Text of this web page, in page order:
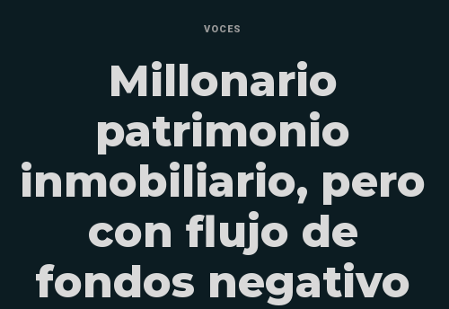
VOCES
Millonario
patrimonio
inmobiliario, pero
con flujo de
fondos negativo